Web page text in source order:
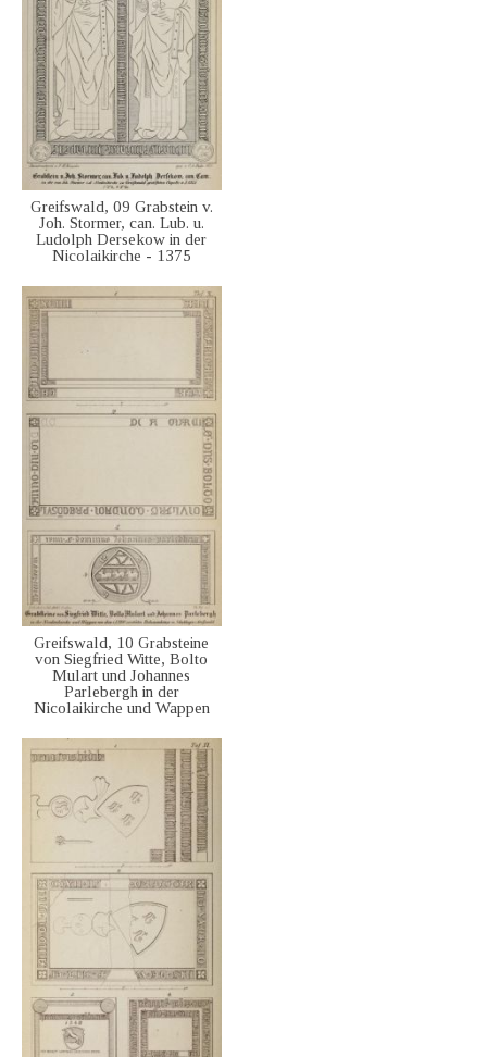
Greifswald, 09 Grabstein v.
Joh. Stormer, can. Lub. u.
Ludolph Dersekow in der
Nicolaikirche - 1375
Greifswald, 10 Grabsteine
von Siegfried Witte, Bolto
Mulart und Johannes
Parlebergh in der
Nicolaikirche und Wappen